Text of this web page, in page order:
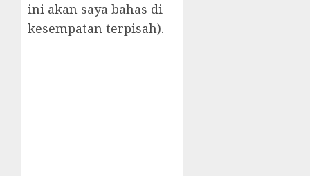
ini akan saya bahas di
kesempatan terpisah).